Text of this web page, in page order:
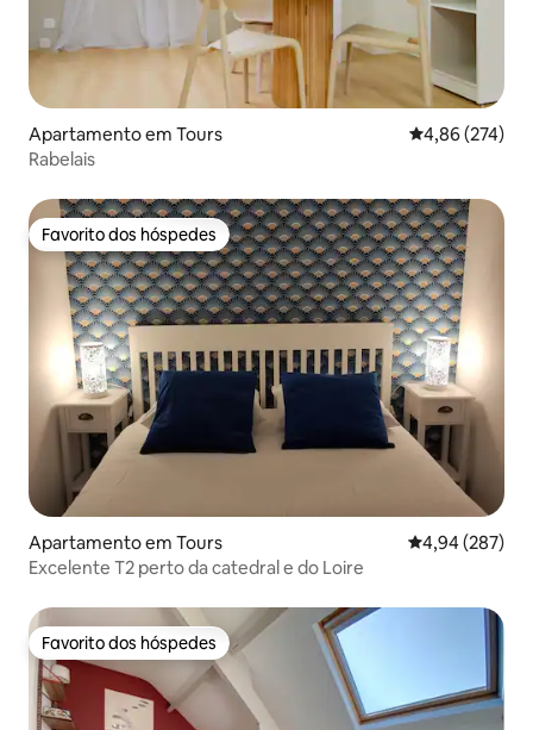
Apartamento em Tours Classificação
4,86 (274)
Rabelais
Favorito dos hóspedes
Favorito dos hóspedes
Apartamento em Tours Classificação
4,94 (287)
Excelente T2 perto da catedral e do Loire
Favorito dos hóspedes
Favorito dos hóspedes